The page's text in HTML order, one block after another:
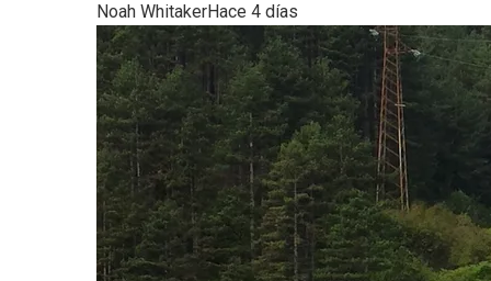
Noah WhitakerHace 4 días